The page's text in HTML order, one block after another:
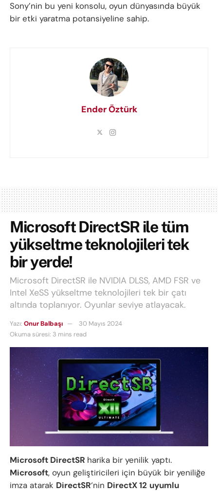
Sony’nin bu yeni konsolu, oyun dünyasında büyük
bir etki yaratma potansiyeline sahip.
Ender Öztürk
Microsoft DirectSR ile tüm
yükseltme teknolojileri tek
bir yerde!
Microsoft DirectSR ile NVIDIA DLSS, AMD FSR ve
Intel XeSS yükseltme teknolojileri tek bir çatı
altında toplanıyor. Oyunlar seviye atlayacak.
Yazı: Onur Balbaşı
30 Mayıs 2024
Okuma süresi: 3 mins read
Microsoft DirectSR harika bir yenilik yaptı.
Microsoft, oyun geliştiricileri için büyük bir yeniliğe
imza atarak DirectSR‘nin DirectX 12 uyumlu